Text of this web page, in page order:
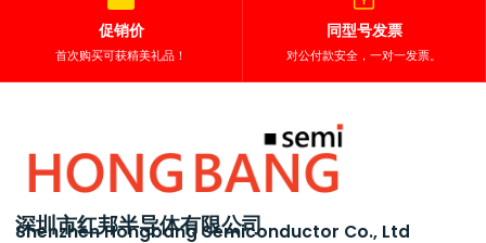
促销价
首次购买可获精美礼品！
同型号发票
对公付款安全，一对一发票。
深圳市红邦半导体有限公司
Shenzhen Hongbang Semiconductor Co., Ltd